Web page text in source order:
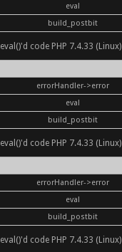
eval
build_postbit
code PHP 7.4.33 (Linux)
errorHandler->error
eval
build_postbit
code PHP 7.4.33 (Linux)
errorHandler->error
eval
build_postbit
code PHP 7.4.33 (Linux)